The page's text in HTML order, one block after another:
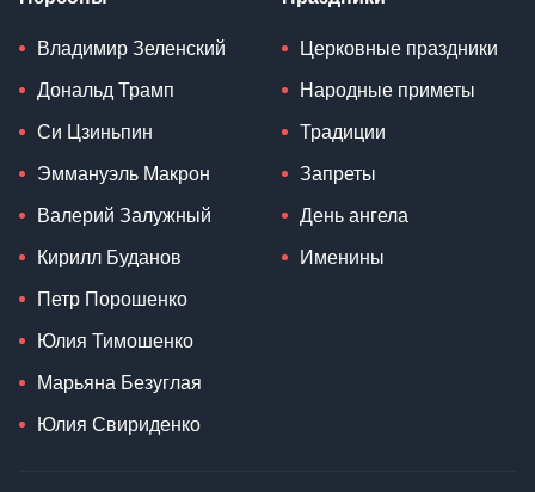
Владимир Зеленский
Дональд Трамп
Си Цзиньпин
Эммануэль Макрон
Валерий Залужный
Кирилл Буданов
Петр Порошенко
Юлия Тимошенко
Марьяна Безуглая
Юлия Свириденко
Церковные праздники
Народные приметы
Традиции
Запреты
День ангела
Именины